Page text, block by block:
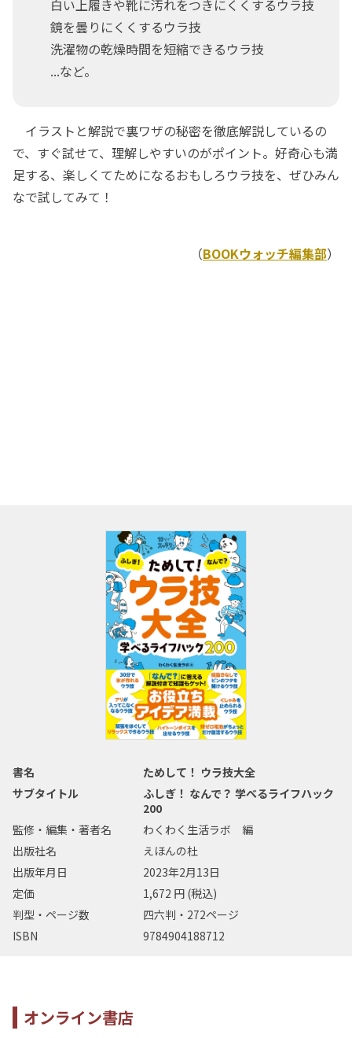
白い上履きや靴に汚れをつきにくくするウラ技
鏡を曇りにくくするウラ技
洗濯物の乾燥時間を短縮できるウラ技
...など。
イラストと解説で裏ワザの秘密を徹底解説しているの
で、すぐ試せて、理解しやすいのがポイント。好奇心も満
足する、楽しくてためになるおもしろウラ技を、ぜひみん
なで試してみて！
（BOOKウォッチ編集部）
書名
ためして！ ウラ技大全
サブタイトル
ふしぎ！ なんで？ 学べるライフハック
200
監修・編集・著者名
わくわく生活ラボ 編
出版社名
えほんの杜
出版年月日
2023年2月13日
定価
1,672 円 (税込)
判型・ページ数
四六判・272ページ
ISBN
9784904188712
オンライン書店